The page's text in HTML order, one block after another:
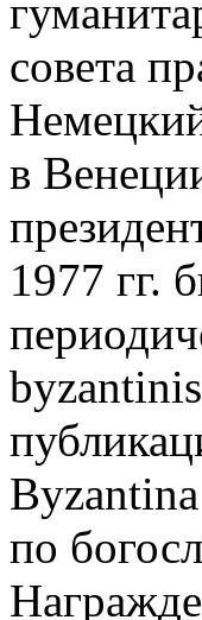
совета
в
1977 гг.
по